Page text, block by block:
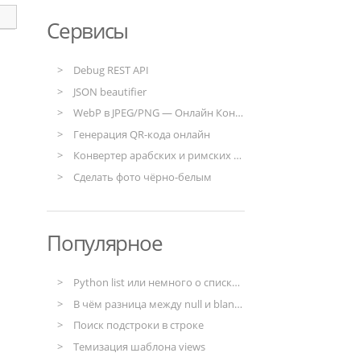
Сервисы
Debug REST API
JSON beautifier
WebP в JPEG/PNG — Онлайн Конвертер
Генерация QR-кода онлайн
Конвертер арабских и римских чисел
Сделать фото чёрно-белым
Популярное
Python list или немного о списках в Python
В чём разница между null и blank в моделях django
Поиск подстроки в строке
Темизация шаблона views